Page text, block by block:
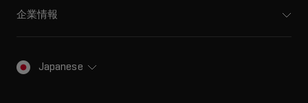
イオンソース
生物医学およびオミックス研究
トレーニング
お問い合わせ
企業情報
プレスリリース
Japanese